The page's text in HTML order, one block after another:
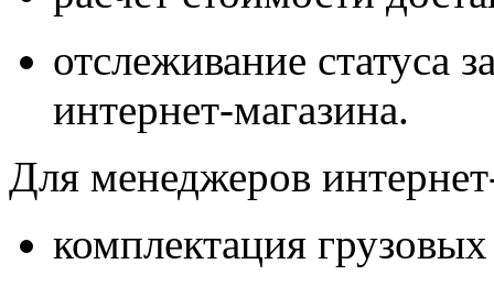
отслеживание статуса
интернет-магазина.
Для менеджеров
комплектация